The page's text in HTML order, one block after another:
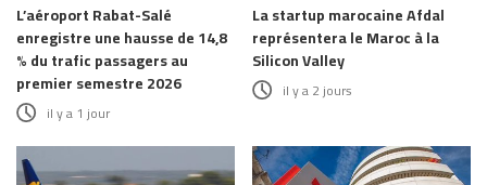
L’aéroport Rabat-Salé
enregistre une hausse de 14,8
% du trafic passagers au
premier semestre 2026
il y a 1 jour
La startup marocaine Afdal
représentera le Maroc à la
Silicon Valley
il y a 2 jours